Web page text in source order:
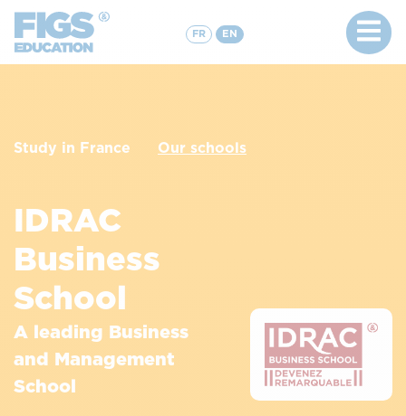
FR EN
Study in France Our schools
IDRAC
Business
School
A leading Business
and Management
School